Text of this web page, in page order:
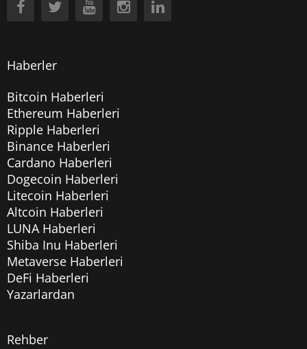
Haberler
Bitcoin Haberleri
Ethereum Haberleri
Ripple Haberleri
Binance Haberleri
Cardano Haberleri
Dogecoin Haberleri
Litecoin Haberleri
Altcoin Haberleri
LUNA Haberleri
Shiba Inu Haberleri
Metaverse Haberleri
DeFi Haberleri
Yazarlardan
Rehber